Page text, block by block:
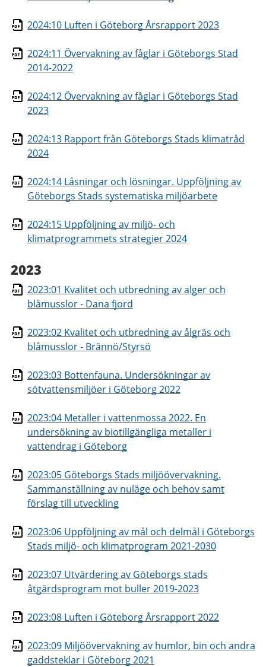
2024:10 Luften i Göteborg Årsrapport 2023
2024:11 Övervakning av fåglar i Göteborgs Stad
2014-2022
2024:12 Övervakning av fåglar i Göteborgs Stad
2023
2024:13 Rapport från Göteborgs Stads klimatråd
2024
2024:14 Låsningar och lösningar. Uppföljning av
Göteborgs Stads systematiska miljöarbete
2024:15 Uppföljning av miljö- och
klimatprogrammets strategier 2024
2023
2023:01 Kvalitet och utbredning av alger och
blåmusslor - Dana fjord
2023:02 Kvalitet och utbredning av ålgräs och
blåmusslor - Brännö/Styrsö
2023:03 Bottenfauna. Undersökningar av
sötvattensmiljöer i Göteborg 2022
2023:04 Metaller i vattenmossa 2022. En
undersökning av biotillgängliga metaller i
vattendrag i Göteborg
2023:05 Göteborgs Stads miljöövervakning.
Sammanställning av nuläge och behov samt
förslag till utveckling
2023:06 Uppföljning av mål och delmål i Göteborgs
Stads miljö- och klimatprogram 2021-2030
2023:07 Utvärdering av Göteborgs stads
åtgärdsprogram mot buller 2019-2023
2023:08 Luften i Göteborg Årsrapport 2022
2023:09 Miljöövervakning av humlor, bin och andra
gaddsteklar i Göteborg 2021